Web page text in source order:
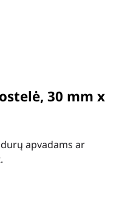
30 mm x
apvadams ar